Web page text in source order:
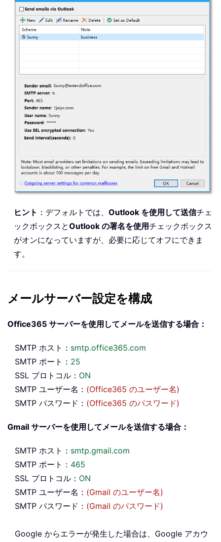
ヒント ：デフォルトでは、 Outlook を使用して送信チェ
ックボックスとOutlook の署名を使用チェックボックス
がオンになっていますが、必要に応じてオフにできま
す。
メールサーバー設定を構成
Office365 サーバーを使用してメールを送信する場合：
SMTP ホスト： smtp.office365.com
SMTP ポート： 25
SSL プロトコル： ON
SMTP ユーザー名： (Office365 のユーザー名)
SMTP パスワード： (Office365 のパスワード)
Gmail サーバーを使用してメールを送信する場合：
SMTP ホスト： smtp.gmail.com
SMTP ポート： 465
SSL プロトコル： ON
SMTP ユーザー名： (Gmail のユーザー名)
SMTP パスワード： (Gmail のパスワード)
Google からエラーが発生した場合は、Google アカウ